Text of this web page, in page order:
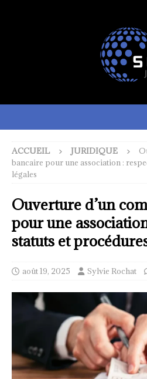
ACCUEIL JURIDIQUE
bancaire pour une association :
légales
Ouverture d’un
pour une
statuts et
août 19, 2025 Sylvie Rochat